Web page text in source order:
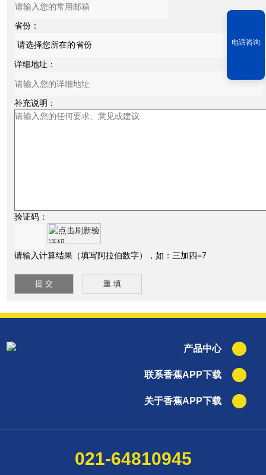
省份：
详细地址：
补充说明：
验证码：
请输入计算结果（填写阿拉伯数字），如：三加四=7
产品中心
联系香蕉APP下载
关于香蕉APP下载
021-64810945
电话咨询